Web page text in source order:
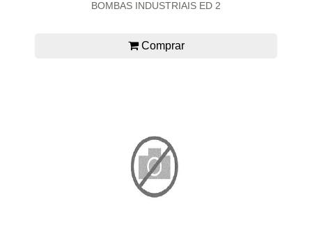
BOMBAS INDUSTRIAIS ED 2
Comprar